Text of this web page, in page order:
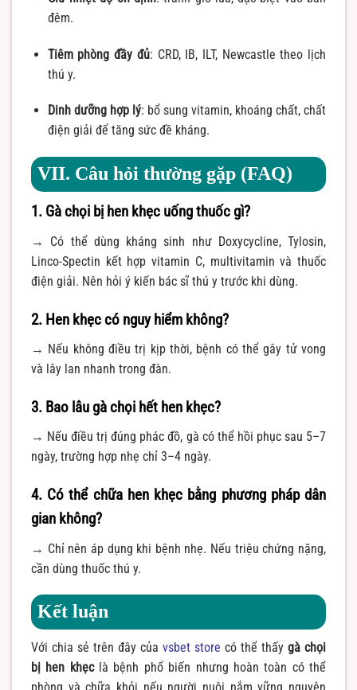
đêm.
Tiêm phòng đầy đủ: CRD, IB, ILT, Newcastle theo lịch
thú y.
Dinh dưỡng hợp lý: bổ sung vitamin, khoáng chất, chất
điện giải để tăng sức đề kháng.
VII. Câu hỏi thường gặp (FAQ)
1. Gà chọi bị hen khẹc uống thuốc gì?
→ Có thể dùng kháng sinh như Doxycycline, Tylosin,
Linco-Spectin kết hợp vitamin C, multivitamin và thuốc
điện giải. Nên hỏi ý kiến bác sĩ thú y trước khi dùng.
2. Hen khẹc có nguy hiểm không?
→ Nếu không điều trị kịp thời, bệnh có thể gây tử vong
và lây lan nhanh trong đàn.
3. Bao lâu gà chọi hết hen khẹc?
→ Nếu điều trị đúng phác đồ, gà có thể hồi phục sau 5–7
ngày, trường hợp nhẹ chỉ 3–4 ngày.
4. Có thể chữa hen khẹc bằng phương pháp dân
gian không?
→ Chỉ nên áp dụng khi bệnh nhẹ. Nếu triệu chứng nặng,
cần dùng thuốc thú y.
Kết luận
Với chia sẻ trên đây của vsbet store có thể thấy gà chọi
bị hen khẹclà bệnh phổ biến nhưng hoàn toàn có thể